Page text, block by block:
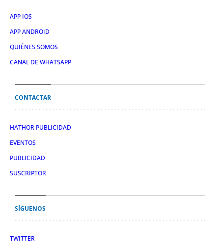
APP IOS
APP ANDROID
QUIÉNES SOMOS
CANAL DE WHATSAPP
CONTACTAR
HATHOR PUBLICIDAD
EVENTOS
PUBLICIDAD
SUSCRIPTOR
SÍGUENOS
TWITTER